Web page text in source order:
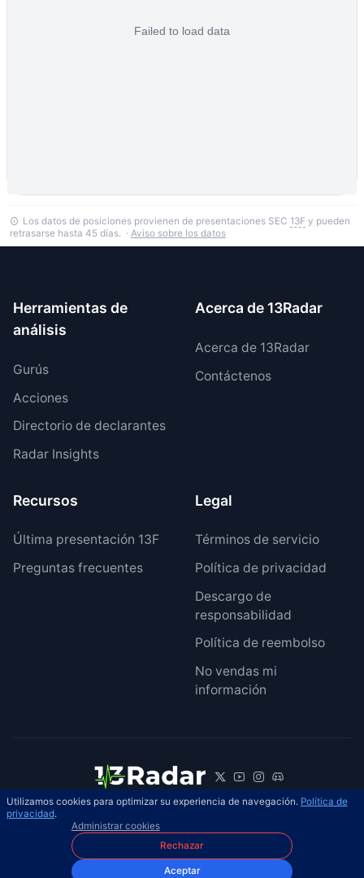
Los datos de posiciones provienen de presentaciones SEC 13F y pueden
retrasarse hasta 45 días. · Aviso sobre los datos
Herramientas de
análisis
Gurús
Acciones
Directorio de declarantes
Radar Insights
Acerca de 13Radar
Acerca de 13Radar
Contáctenos
Recursos
Última presentación 13F
Preguntas frecuentes
Legal
Términos de servicio
Política de privacidad
Descargo de
responsabilidad
Política de reembolso
No vendas mi
información
© 2026 13Radar. Reservados todos los
derechos.
Utilizamos cookies para optimizar su experiencia de navegación. Política de
privacidad.
Administrar cookies
Rechazar
Aceptar